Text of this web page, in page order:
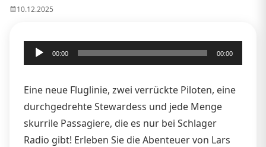
10.12.2025
Audio-
Player
00:00 00:00
Eine neue Fluglinie, zwei verrückte Piloten, eine
durchgedrehte Stewardess und jede Menge
skurrile Passagiere, die es nur bei Schlager
Radio gibt! Erleben Sie die Abenteuer von Lars